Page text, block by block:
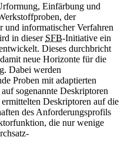
Einfärbung und
der
und informatischer Verfahren
in dieser SFB-Initiative ein
Dieses durchbricht
neue Horizonte für die
Dabei werden
Proben mit adaptierten
sogenannte Deskriptoren
Deskriptoren auf die
des Anforderungsprofils
die nur wenige